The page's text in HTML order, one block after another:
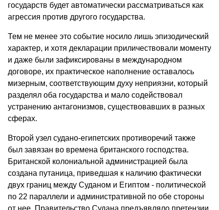
государств будет автоматически рассматриваться как
агрессия против другого государства.
Тем не менее это событие носило лишь эпизодический
характер, и хотя декларации приличествовали моменту
и даже были зафиксированы в международном
договоре, их практическое наполнение оставалось
мизерным, соответствующим духу неприязни, который
разделял оба государства и мало содействовал
устранению антагонизмов, существовавших в разных
сферах.
Второй узел судано-египетских противоречий также
был завязан во времена британского господства.
Британской колониальной администрацией была
создана путаница, приведшая к наличию фактически
двух границ между Суданом и Египтом - политической
по 22 параллели и административной по обе стороны
от нее. Правительство Судана предъявляло претензии